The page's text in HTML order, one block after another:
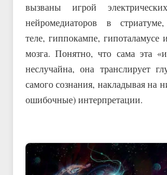
вызваны игрой
нейромедиаторов в
теле, гиппокампе, гипоталамусе
мозга. Понятно, что сама эта
неслучайна, она транслирует
самого сознания, накладывая на
ошибочные) интерпретации.